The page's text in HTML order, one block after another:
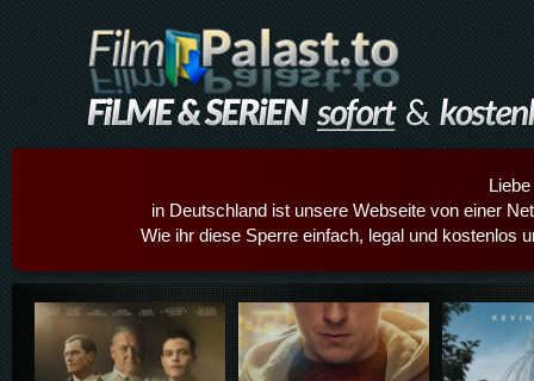
in Deutschland ist unsere Webseite von einer
Wie ihr diese Sperre einfach, legal und kostenlos
Details,Play Details,Play